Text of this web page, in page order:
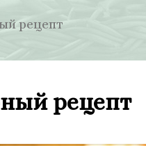
рецепт
рецепт